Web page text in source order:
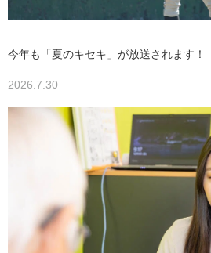
今年も「夏のキセキ」が放送されます！
2026.7.30